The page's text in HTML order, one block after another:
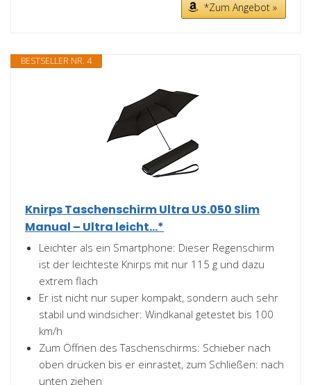
*Zum Angebot »
BESTSELLER NR. 4
Knirps Taschenschirm Ultra US.050 Slim
Manual – Ultra leicht...*
Leichter als ein Smartphone: Dieser Regenschirm
ist der leichteste Knirps mit nur 115 g und dazu
extrem flach
Er ist nicht nur super kompakt, sondern auch sehr
stabil und windsicher: Windkanal getestet bis 100
km/h
Zum Öffnen des Taschenschirms: Schieber nach
oben drücken bis er einrastet, zum Schließen: nach
unten ziehen